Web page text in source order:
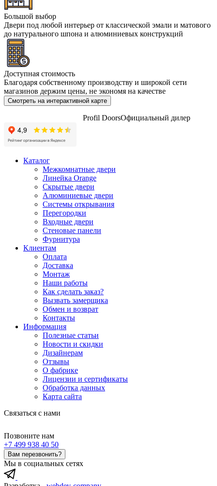
Большой выбор
Двери под любой интерьер от классической эмали и матового
до натурального шпона и алюминиевых конструкций
Доступная стоимость
Благодаря собственному производству и широкой сети
магазинов держим цены, не экономя на качестве
Смотреть на интерактивной карте
Profil DoorsОфициальный дилер
Каталог
Межкомнатные двери
Линейка Orange
Скрытые двери
Алюминиевые двери
Системы открывания
Перегородки
Входные двери
Стеновые панели
Фурнитура
Клиентам
Оплата
Доставка
Монтаж
Наши работы
Как сделать заказ?
Вызвать замерщика
Обмен и возврат
Контакты
Информация
Полезные статьи
Новости и скидки
Дизайнерам
Отзывы
О фабрике
Лицензии и сертификаты
Обработка данных
Карта сайта
Связаться с нами
Позвоните нам
+7 499 938 40 50
Вам перезвонить?
Мы в социальных сетях